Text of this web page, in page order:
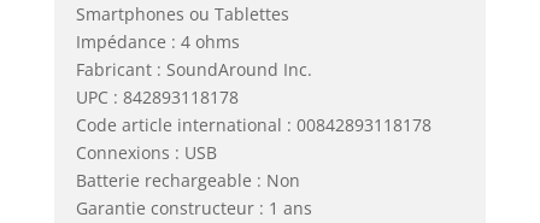
Smartphones ou Tablettes
Impédance : 4 ohms
Fabricant : SoundAround Inc.
UPC : 842893118178
Code article international : 00842893118178
Connexions : USB
Batterie rechargeable : Non
Garantie constructeur : 1 ans